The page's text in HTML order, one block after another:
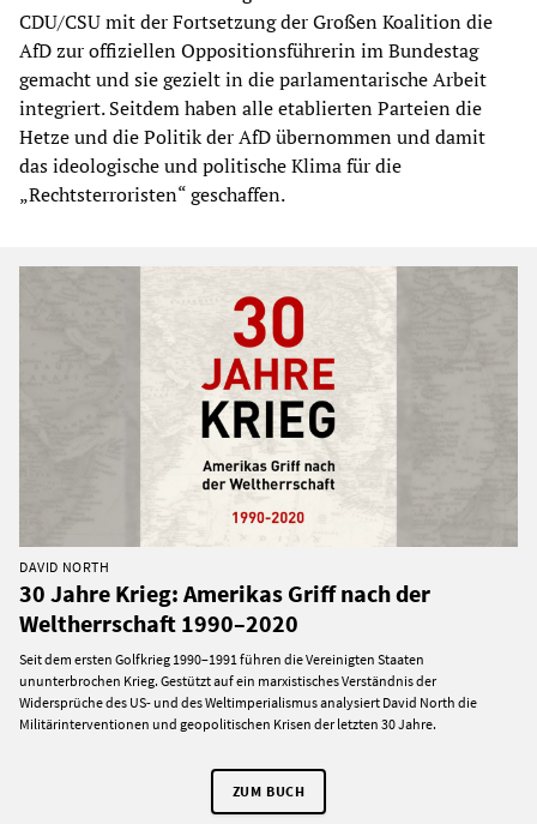
CDU/CSU mit der Fortsetzung der Großen Koalition die
AfD zur offiziellen Oppositionsführerin im Bundestag
gemacht und sie gezielt in die parlamentarische Arbeit
integriert. Seitdem haben alle etablierten Parteien die
Hetze und die Politik der AfD übernommen und damit
das ideologische und politische Klima für die
„Rechtsterroristen“ geschaffen.
DAVID NORTH
30 Jahre Krieg: Amerikas Griff nach der
Weltherrschaft 1990–2020
Seit dem ersten Golfkrieg 1990–1991 führen die Vereinigten Staaten
ununterbrochen Krieg. Gestützt auf ein marxistisches Verständnis der
Widersprüche des US- und des Weltimperialismus analysiert David North die
Militärinterventionen und geopolitischen Krisen der letzten 30 Jahre.
ZUM BUCH